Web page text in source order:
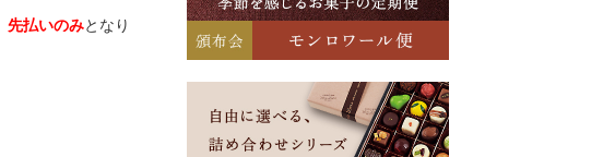
先払いのみとなり